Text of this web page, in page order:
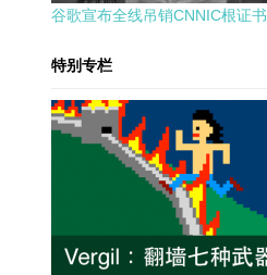
谷歌宣布全线吊销CNNIC根证书
特别专栏